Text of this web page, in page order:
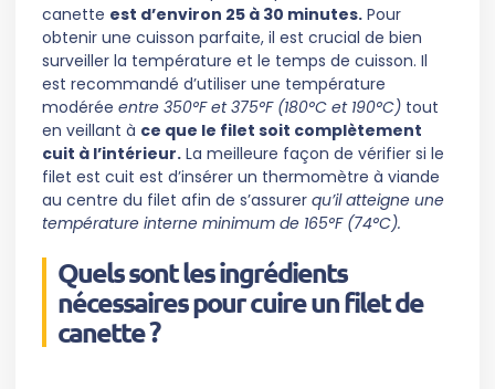
canette est d’environ 25 à 30 minutes. Pour
obtenir une cuisson parfaite, il est crucial de bien
surveiller la température et le temps de cuisson. Il
est recommandé d’utiliser une température
modérée entre 350°F et 375°F (180°C et 190°C) tout
en veillant à ce que le filet soit complètement
cuit à l’intérieur. La meilleure façon de vérifier si le
filet est cuit est d’insérer un thermomètre à viande
au centre du filet afin de s’assurer qu’il atteigne une
température interne minimum de 165°F (74°C).
Quels sont les ingrédients
nécessaires pour cuire un filet de
canette ?